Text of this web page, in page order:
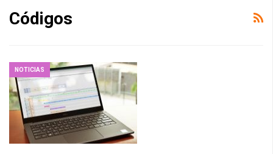
Códigos
NOTICIAS